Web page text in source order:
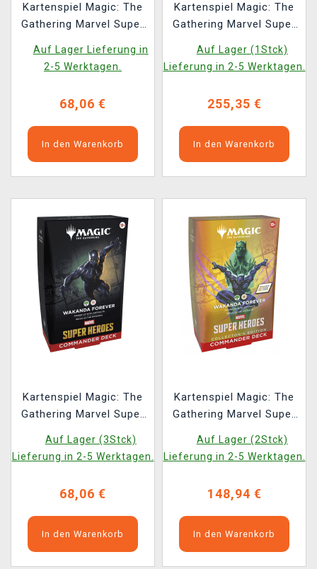
Kartenspiel Magic: The
Gathering Marvel Super
Commander Deck
Auf Lager Lieferung in
2-5 Werktagen.
68,06 €
In den Warenkorb
Kartenspiel Magic: The
Gathering Marvel Super
Deck Set
Auf Lager (1Stck)
Lieferung in 2-5 Werktagen.
255,35 €
In den Warenkorb
Kartenspiel Magic: The
Gathering Marvel Super
Forever Commander
Deck
Auf Lager (3Stck)
Lieferung in 2-5 Werktagen.
68,06 €
In den Warenkorb
Kartenspiel Magic: The
Gathering Marvel Super
Forever Commander
Deck Collector's Edition
Auf Lager (2Stck)
Lieferung in 2-5 Werktagen.
148,94 €
In den Warenkorb